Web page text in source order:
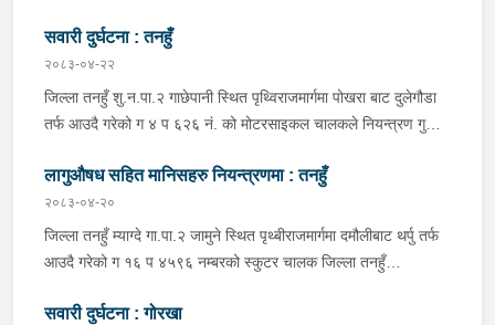
सवारी दुर्घटना : तनहुँ
२०८३-०४-२२
जिल्ला तनहुँ शु.न.पा.२ गाछेपानी स्थित पृथ्विराजमार्गमा पोखरा बाट दुलेगौडा
तर्फ आउदै गरेको ग ४ प ६२६ नं. को मोटरसाइकल चालकले नियन्त्रण गुमाइ
जिल्ला कास्की पो.म.न.पा.३३ बस्ने बर्ष ३९ को मन बहादुर पुन घाइते भइ
उपचारको लागी तनहुँ सेवा हस्पिटल दुलेगौडा ल्याईएकोमा प्राम्भिक उपचार
पश्चात थप उपचारको लागी ०७:५५ बजे पोखरा रिफर भएको ।
लागुऔषध सहित मानिसहरु नियन्त्रणमा : तनहुँ
२०८३-०४-२०
जिल्ला तनहुँ म्याग्दे गा.पा.२ जामुने स्थित पृथ्बीराजमार्गमा दमौलीबाट थर्पु तर्फ
आउदै गरेको ग १६ प ४५९६ नम्बरको स्कुटर चालक जिल्ला तनहुँ
ऐ.५ बस्ने बर्ष ३४ को नरजंग राना स्कुटर रोकी सर्भिस लेनमा बसीरहेको
सवारी दुर्घटना : गोरखा